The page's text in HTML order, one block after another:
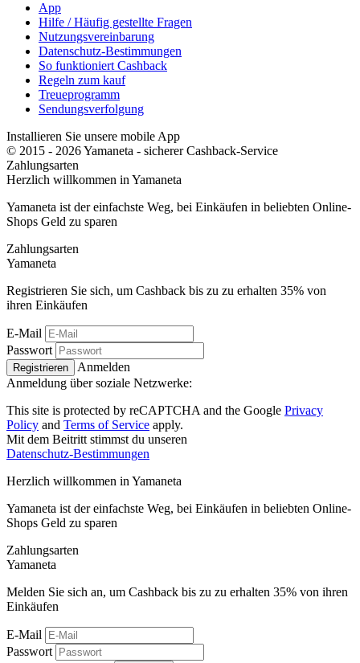
App
Hilfe / Häufig gestellte Fragen
Nutzungsvereinbarung
Datenschutz-Bestimmungen
So funktioniert Cashback
Regeln zum kauf
Treueprogramm
Sendungsverfolgung
Installieren Sie unsere mobile App
© 2015 - 2026 Yamaneta - sicherer Cashback-Service
Zahlungsarten
Herzlich willkommen in Yamaneta
Yamaneta ist der einfachste Weg, bei Einkäufen in beliebten Online-
Shops Geld zu sparen
Zahlungsarten
Yamaneta
Registrieren Sie sich, um Cashback bis zu zu erhalten 35% von
ihren Einkäufen
E-Mail
Passwort
Registrieren
Anmelden
Anmeldung über soziale Netzwerke:
This site is protected by reCAPTCHA and the Google Privacy
Policy and Terms of Service apply.
Mit dem Beitritt stimmst du unseren
Datenschutz-Bestimmungen
Herzlich willkommen in Yamaneta
Yamaneta ist der einfachste Weg, bei Einkäufen in beliebten Online-
Shops Geld zu sparen
Zahlungsarten
Yamaneta
Melden Sie sich an, um Cashback bis zu zu erhalten 35% von ihren
Einkäufen
E-Mail
Passwort